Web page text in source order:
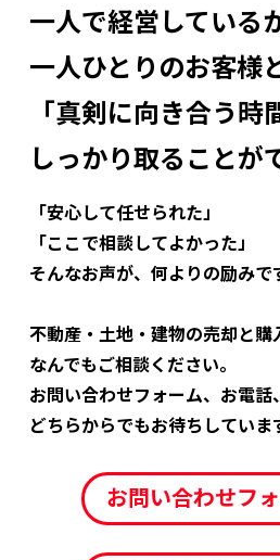
一人で経営している
一人ひとりのお客様
「真剣に向き合う時
しっかり取ることが
「安心して任せられた」
「ここで相談してよかった」
そんなお声が、何よりの励みで
不動産・土地・建物の売却と購
なんでもご相談ください。
お問い合わせフォーム、お電話、
どちらからでもお待ちしていま
お問い合わせフ